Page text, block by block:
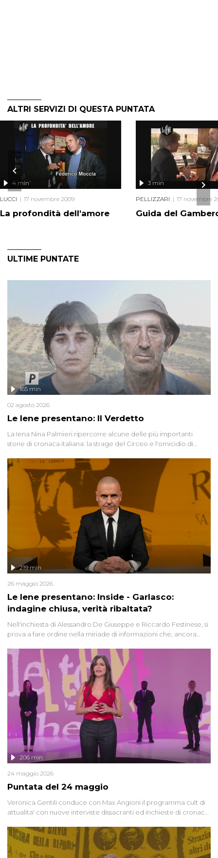
ALTRI SERVIZI DI QUESTA PUNTATA
La profondità dell'amore
4 min
LUCCI 17 novembre 2009
Guida del
3 min
PELLIZZARI 17 novembre
ULTIME PUNTATE
Le Iene presentano: Il Verdetto
165 min
02 agosto 2026
La Iena Nina Palmieri ripercorre alcune delle più importanti
storie di cronaca italiana: la strage del Circeo e l'omicidio di
Le Iene presentano: Inside - Garlasco:
indagine chiusa, verità ribaltata?
219 min
26 maggio 2026
Nell'inchiesta di Alessandro De Giuseppe e Riccardo Festinese, si
prova a fare ordine nella miriade di informazioni che, ancora
giudiziarie più discusse degli ultimi anni. Lo speciale ricostruisce la
vicenda mettendo in fila testimonianze, errori, dettagli
controversi e i protagonisti di un'indagine che sembra non avere
fine.
Puntata del 24 maggio
206 min
24 maggio 2026
Veronica Gentili conduce con Max Angioni il programma cult di
attualita' con nuove interviste dissacranti ed inchieste di cronaca